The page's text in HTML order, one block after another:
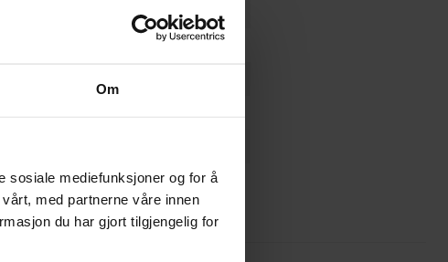
Om
sosiale mediefunksjoner og for å
med partnerne våre innen
du har gjort tilgjengelig for